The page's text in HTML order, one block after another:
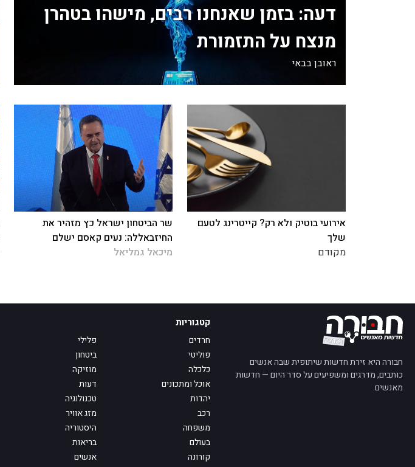
דעה: בזמן שאנחנו רבים, מישהו בטהרן
מנצח על התזמורת
ראובן בבאי
אירועי בוטיק ולא רק? קייטרינג לטעם
שלך
מקודם
שר הביטחון ישראל כץ מזהיר את
החיזבאללה: נעים קאסם ישלם
מיכאל גמליאל
חבורה היא זירת חדשות שיתופית שבה אנשים
כותבים, מדרגים ומשפיעים על סדר היום — חדשות
מאנשים.
קטגוריות
חרדים
פלילי
פוליטי
ביטחון
כלכלה
מוזיקה
אוכל ומתכונים
דעות
יהדות
טכנולוגיה
רכב
מזג אוויר
משפחה
היסטוריה
בעולם
בריאות
קורונה
אנשים